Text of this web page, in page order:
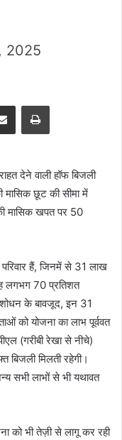
2025
Share via Email Print
देने वाली हॉफ बिजली
मासिक छूट की सीमा में
मासिक खपत पर 50
हैं, जिनमें से 31 लाख
लगभग 70 प्रतिशत
के बावजूद, इन 31
को योजना का लाभ पूर्ववत
(गरीबी रेखा से नीचे)
बिजली मिलती रहेगी।
सभी लाभों से भी यथावत
को भी तेज़ी से लागू कर रही